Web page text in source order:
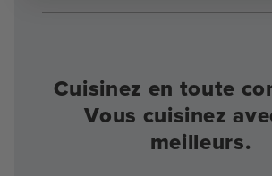
Cuisinez en toute
Vous cuisinez
meilleurs.